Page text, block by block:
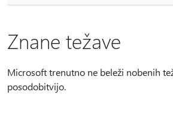
Znane težave
Microsoft trenutno ne beleži nobenih
posodobitvijo.